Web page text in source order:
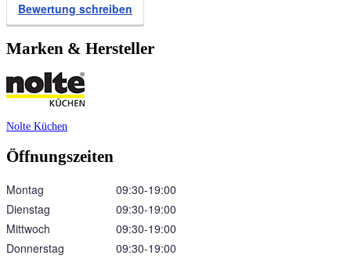
Bewertung schreiben
Marken & Hersteller
Nolte Küchen
Öffnungszeiten
Montag
09:30‑19:00
Dienstag
09:30‑19:00
Mittwoch
09:30‑19:00
Donnerstag
09:30‑19:00